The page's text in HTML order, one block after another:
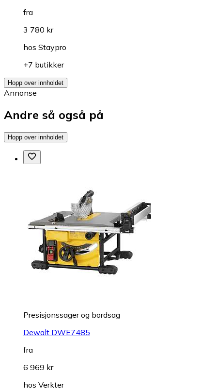
fra
3 780 kr
hos Staypro
+7 butikker
Hopp over innholdet
Annonse
Andre så også på
Hopp over innholdet
Presisjonssager og bordsag
Dewalt DWE7485
fra
6 969 kr
hos Verkter